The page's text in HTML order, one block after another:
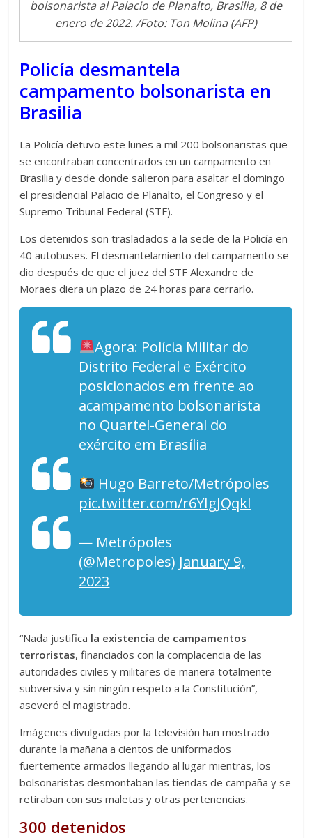
bolsonarista al Palacio de Planalto, Brasilia, 8 de
enero de 2022. /Foto: Ton Molina (AFP)
Policía desmantela
campamento bolsonarista en
Brasilia
La Policía detuvo este lunes a mil 200 bolsonaristas que
se encontraban concentrados en un campamento en
Brasilia y desde donde salieron para asaltar el domingo
el presidencial Palacio de Planalto, el Congreso y el
Supremo Tribunal Federal (STF).
Los detenidos son trasladados a la sede de la Policía en
40 autobuses. El desmantelamiento del campamento se
dio después de que el juez del STF Alexandre de
Moraes diera un plazo de 24 horas para cerrarlo.
Agora: Polícia Militar do
Distrito Federal e Exército
posicionados em frente ao
acampamento bolsonarista
no Quartel-General do
exército em Brasília
Hugo Barreto/Metrópoles
pic.twitter.com/r6YIgJQqkl
— Metrópoles
(@Metropoles) January 9,
2023
“Nada justifica la existencia de campamentos
terroristas, financiados con la complacencia de las
autoridades civiles y militares de manera totalmente
subversiva y sin ningún respeto a la Constitución”,
aseveró el magistrado.
Imágenes divulgadas por la televisión han mostrado
durante la mañana a cientos de uniformados
fuertemente armados llegando al lugar mientras, los
bolsonaristas desmontaban las tiendas de campaña y se
retiraban con sus maletas y otras pertenencias.
300 detenidos